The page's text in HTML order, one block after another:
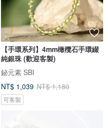
【手環系列】4mm橄欖石手環綴
純銀珠 (歡迎客製)
鉍元素 SBI
NT$ 1,039 NT$ 1,180
可客製